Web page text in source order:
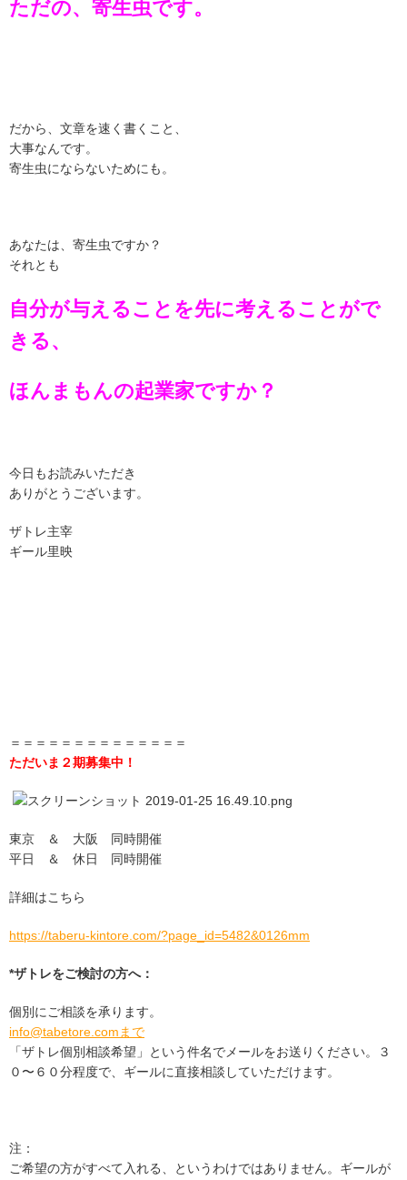
ただの、寄生虫です。
だから、文章を速く書くこと、
大事なんです。
寄生虫にならないためにも。
あなたは、寄生虫ですか？
それとも
自分が与えることを先に考えることがで
きる、
ほんまもんの起業家ですか？
今日もお読みいただき
ありがとうございます。
ザトレ主宰
ギール里映
＝＝＝＝＝＝＝＝＝＝＝＝＝＝
ただいま２期募集中！
東京 ＆ 大阪 同時開催
平日 ＆ 休日 同時開催
詳細はこちら
https://taberu-kintore.com/?page_id=5482&0126mm
*ザトレをご検討の方へ：
個別にご相談を承ります。
info@tabetore.comまで
「ザトレ個別相談希望」という件名でメールをお送りください。３
０〜６０分程度で、ギールに直接相談していただけます。
注：
ご希望の方がすべて入れる、というわけではありません。ギールが